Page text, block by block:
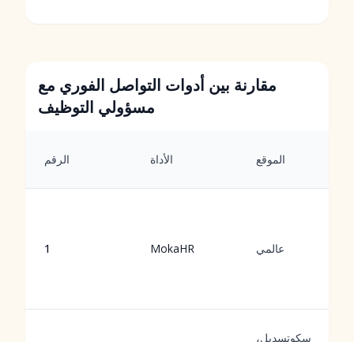
مقارنة بين أدوات التواصل الفوري مع
مسؤولي التوظيف
الرقم الأداة الموقع
1 MokaHR عالمي
سكوتسديل،